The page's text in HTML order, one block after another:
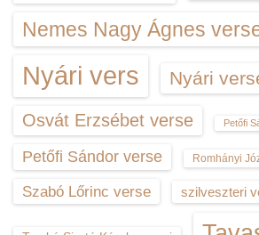
Nemes Nagy Ágnes
Nyári vers Nyári
Osvát Erzsébet verse Petőfi
Petőfi Sándor verse Romhányi
Szabó Lőrinc verse szilveszteri